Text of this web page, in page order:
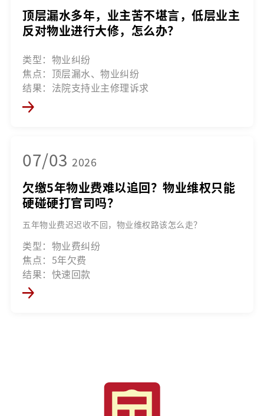
顶层漏水多年，业主苦不堪言，低层业主
反对物业进行大修，怎么办？
类型：物业纠纷
焦点：顶层漏水、物业纠纷
结果：法院支持业主修理诉求
07/03 2026
欠缴5年物业费难以追回？物业维权只能
硬碰硬打官司吗？
五年物业费迟迟收不回，物业维权路该怎么走？
类型：物业费纠纷
焦点：5年欠费
结果：快速回款